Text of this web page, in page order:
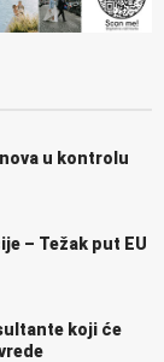
u kontrolu
– Težak put EU
koji će